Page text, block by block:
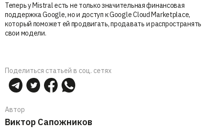
Теперь у Mistral есть не только значительная финансовая
поддержка Google, но и доступ к Google Cloud Marketplace,
который поможет ей продвигать, продавать и распространять
свои модели.
Поделиться статьей в соц. сетях
Автор
Виктор Сапожников